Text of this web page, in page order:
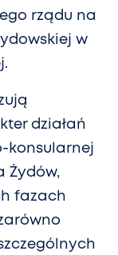
rządu na
w
działań
konsularnej
Żydów,
fazach